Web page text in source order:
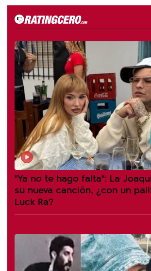
"Ya no te hago falta": La
su nueva canción, ¿con un
Luck Ra?